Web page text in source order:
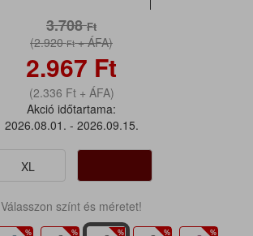
3.708Ft
(2.920Ft+ ÁFA)
2.967 Ft
(2.336 Ft+ ÁFA)
Akció időtartama:
2026.08.01. - 2026.09.15.
XL
Válasszon színt és méretet!